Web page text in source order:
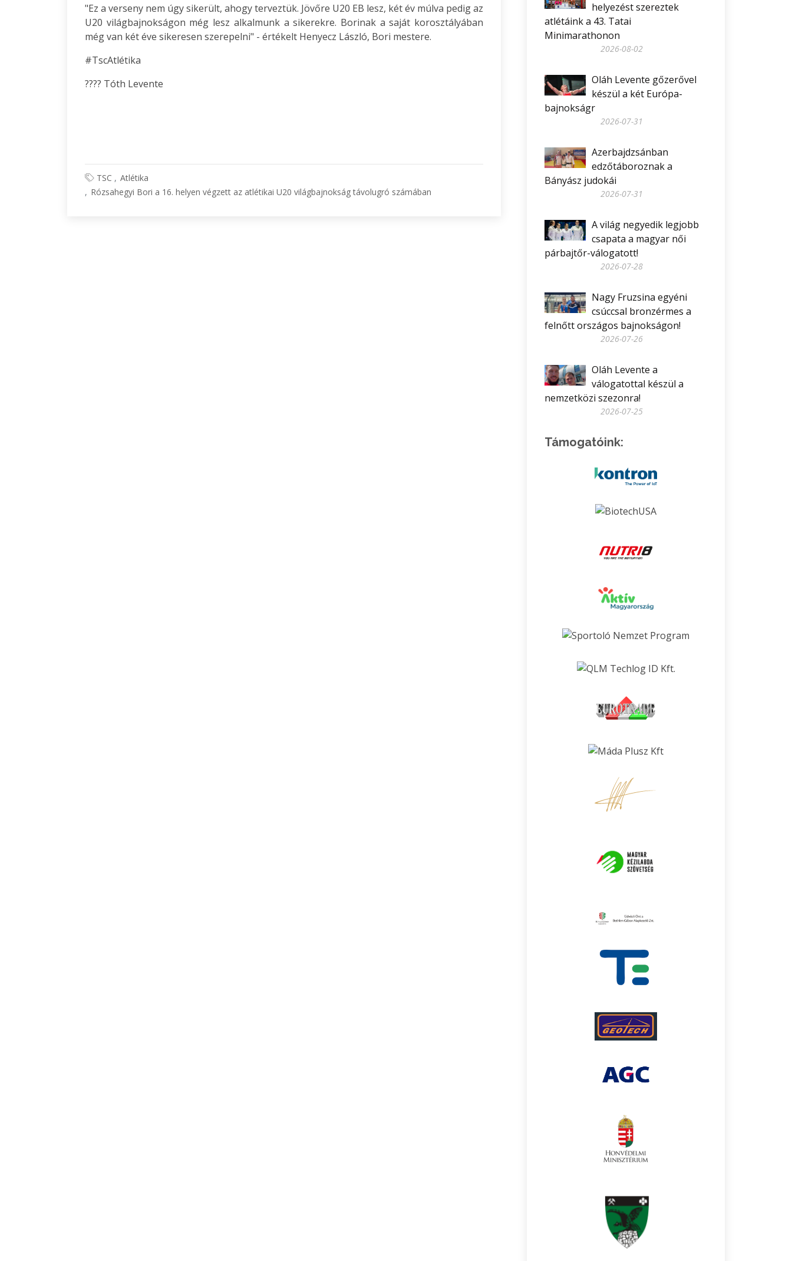
"Ez a verseny nem úgy sikerült, ahogy terveztük. Jövőre U20 EB lesz, két év múlva pedig az
U20 világbajnokságon még lesz alkalmunk a sikerekre. Borinak a saját korosztályában
még van két éve sikeresen szerepelni" - értékelt Henyecz László, Bori mestere.
#TscAtlétika
???? Tóth Levente
TSC
Atlétika
Rózsahegyi Bori a 16. helyen végzett az atlétikai U20 világbajnokság távolugró számában
helyezést szereztek
atlétáink a 43. Tatai
Minimarathonon
2026-08-02
Oláh Levente gőzerővel
készül a két Európa-
bajnokságr
2026-07-31
Azerbajdzsánban
edzőtáboroznak a
Bányász judokái
2026-07-31
A világ negyedik legjobb
csapata a magyar női
párbajtőr-válogatott!
2026-07-28
Nagy Fruzsina egyéni
csúccsal bronzérmes a
felnőtt országos bajnokságon!
2026-07-26
Oláh Levente a
válogatottal készül a
nemzetközi szezonra!
2026-07-25
Támogatóink: